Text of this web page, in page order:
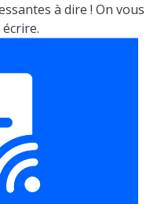
à dire ! On vous